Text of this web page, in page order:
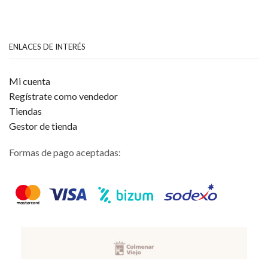
ENLACES DE INTERÉS
Mi cuenta
Regístrate como vendedor
Tiendas
Gestor de tienda
Formas de pago aceptadas: